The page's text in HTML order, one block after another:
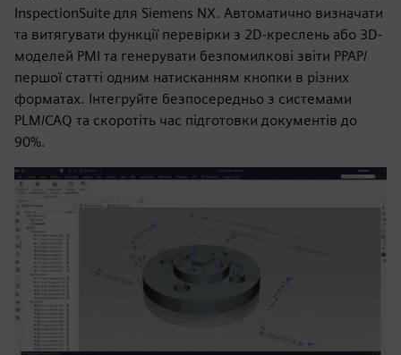
InspectionSuite для Siemens NX. Автоматично визначати
та витягувати функції перевірки з 2D-креслень або 3D-
моделей PMI та генерувати безпомилкові звіти PPAP/
першої статті одним натисканням кнопки в різних
форматах. Інтегруйте безпосередньо з системами
PLM/CAQ та скоротіть час підготовки документів до
90%.